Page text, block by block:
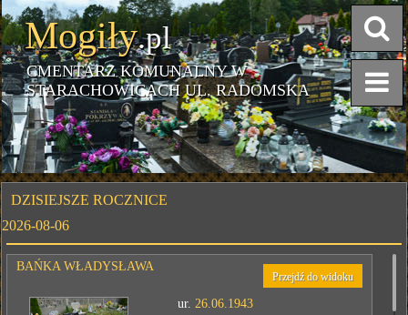
Mogiły.pl
CMENTARZ KOMUNALNY W
STARACHOWICACH UL. RADOMSKA
DZISIEJSZE ROCZNICE
2026-08-06
BAŃKA WŁADYSŁAWA
Przejdź do widoku
ur.26.06.1943